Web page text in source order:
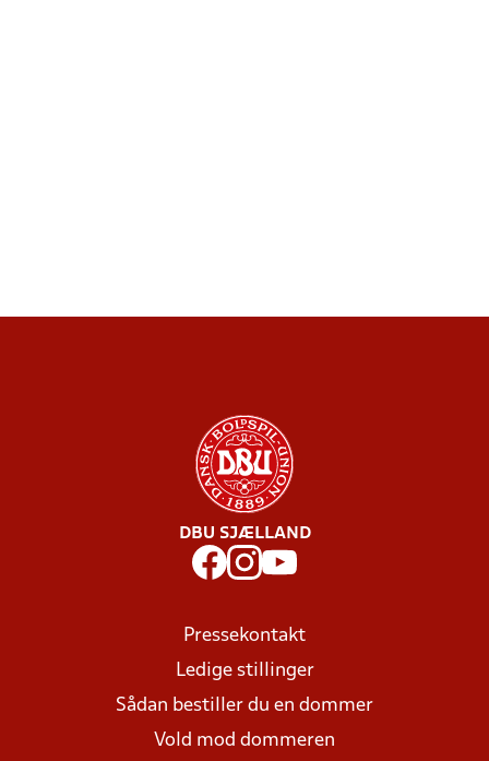
DBU SJÆLLAND
Pressekontakt
Ledige stillinger
Sådan bestiller du en dommer
Vold mod dommeren